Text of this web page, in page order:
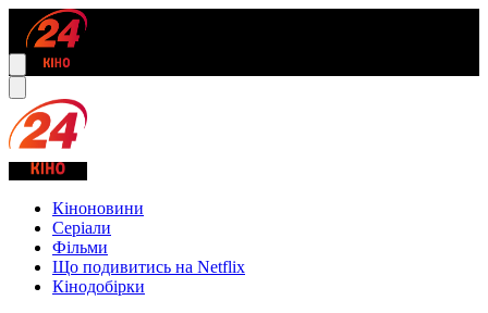
Кіноновини
Серіали
Фільми
Що подивитись на Netflix
Кінодобірки